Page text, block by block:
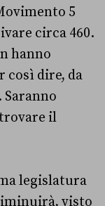
5
circa 460.
hanno
così dire, da
il
legislatura
visto